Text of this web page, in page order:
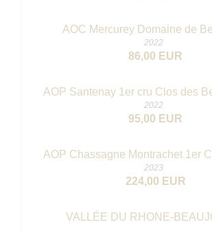
AOC Mercurey Domaine de
2022
86,00 EUR
AOP Santenay 1er cru Clos des
2022
95,00 EUR
AOP Chassagne Montrachet 1er
2023
224,00 EUR
VALLÉE DU RHONE-